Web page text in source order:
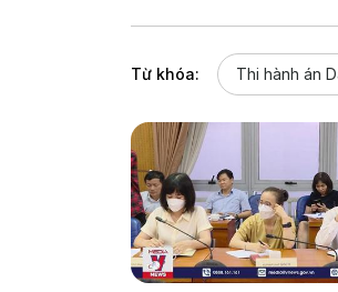
Từ khóa: Thi hành án